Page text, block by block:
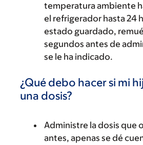
temperatura ambiente
el refrigerador hasta 24
estado guardado,
segundos antes de
se le ha indicado.
¿Qué debo hacer si mi
una dosis?
Administre la dosis que
antes, apenas se dé